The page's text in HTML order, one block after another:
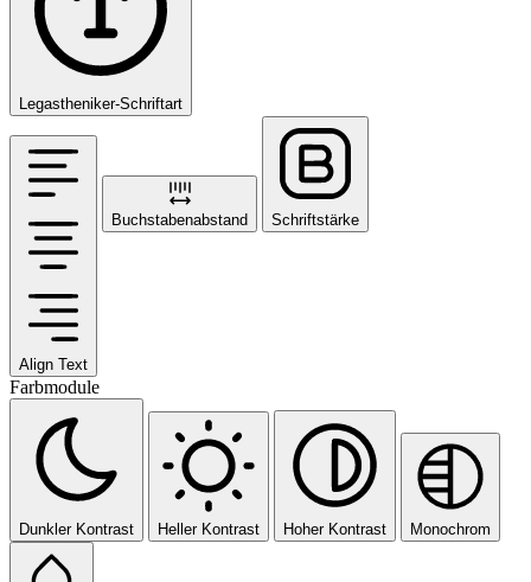
Legastheniker-Schriftart
Align Text
Buchstabenabstand Schriftstärke
Farbmodule
Dunkler Kontrast Heller Kontrast Hoher Kontrast Monochrom